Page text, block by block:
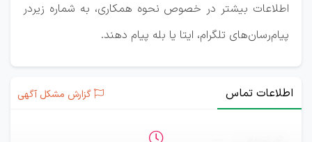
اطلاعات بیشتر در خصوص نحوه همکاری، به شماره زیردر
پیام‌رسان‌های تلگرام، ایتا یا بله پیام دهند.
اطلاعات تماس گزارش مشکل آگهی